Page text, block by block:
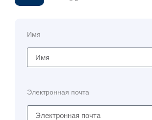
Имя
Электронная почта